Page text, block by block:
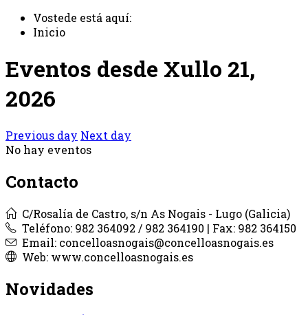
Vostede está aquí:
Inicio
Eventos desde Xullo 21,
2026
Previous day Next day
No hay eventos
Contacto
C/Rosalía de Castro, s/n As Nogais - Lugo (Galicia)
Teléfono: 982 364092 / 982 364190 | Fax: 982 364150
Email: concelloasnogais@concelloasnogais.es
Web: www.concelloasnogais.es
Novidades